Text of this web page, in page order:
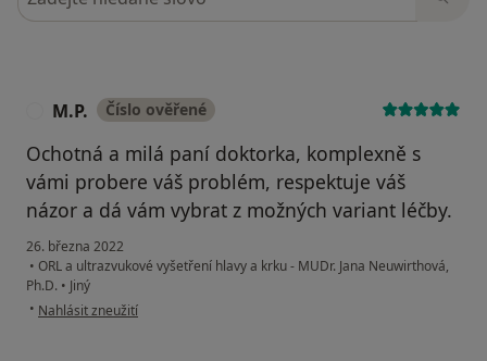
M.P. Číslo ověřené
Ochotná a milá paní doktorka, komplexně s
vámi probere váš problém, respektuje váš
názor a dá vám vybrat z možných variant léčby.
26. března 2022
• ORL a ultrazvukové vyšetření hlavy a krku - MUDr. Jana Neuwirthová,
Ph.D. • Jiný
• podle názoru uživatele M.P.
Nahlásit zneužití